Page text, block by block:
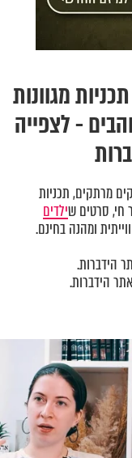
מגוונות
- לצפייה
מרתקים, תכניות
חי, סרטים שילדים
ומהנה בחינם.
הידברות.
הידברות.